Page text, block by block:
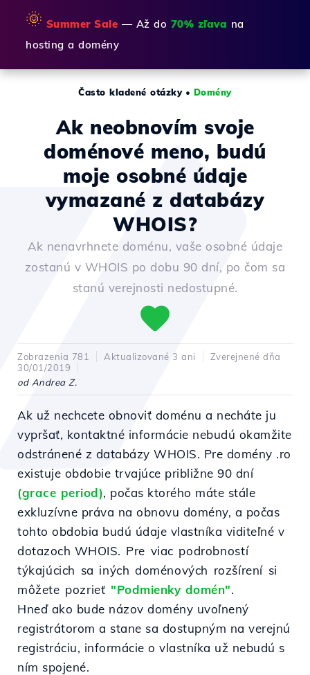
🌞 Summer Sale — Až do 70% zľava na
hosting a domény
Často kladené otázky• Domény
Ak neobnovím svoje
doménové meno, budú
moje osobné údaje
vymazané z databázy
WHOIS?
Ak nenavrhnete doménu, vaše osobné údaje
zostanú v WHOIS po dobu 90 dní, po čom sa
stanú verejnosti nedostupné.
Zobrazenia 781 Aktualizované 3 ani
Zverejnené dňa
30/01/2019
od Andrea Z.
Ak už nechcete obnoviť doménu a necháte ju
vypršať, kontaktné informácie nebudú okamžite
odstránené z databázy WHOIS. Pre domény .ro
existuje obdobie trvajúce približne 90 dní
(grace period), počas ktorého máte stále
exkluzívne práva na obnovu domény, a počas
tohto obdobia budú údaje vlastníka viditeľné v
dotazoch WHOIS. Pre viac podrobností
týkajúcich sa iných doménových rozšírení si
môžete pozrieť "Podmienky domén".
Hneď ako bude názov domény uvoľnený
registrátorom a stane sa dostupným na verejnú
registráciu, informácie o vlastníka už nebudú s
ním spojené.